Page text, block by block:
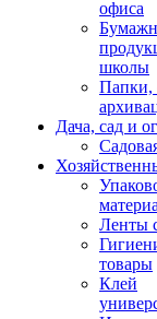
офиса
школы
Папки,
Дача, сад и
Ленты
товары
Клей